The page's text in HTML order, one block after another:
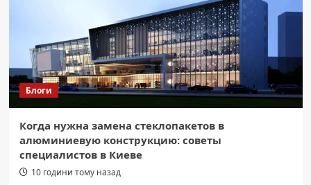
Блоги
Когда нужна замена стеклопакетов в
алюминиевую конструкцию: советы
специалистов в Киеве
10 години тому назад